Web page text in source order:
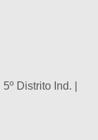
Distrito Ind. |